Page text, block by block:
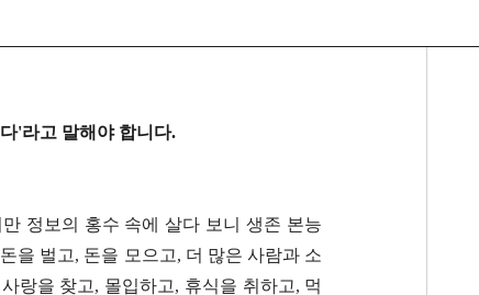
'라고 말해야 합니다.
정보의 홍수 속에 살다 보니 생존 본능
을 벌고, 돈을 모으고, 더 많은 사람과 소
랑을 찾고, 몰입하고, 휴식을 취하고, 먹